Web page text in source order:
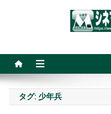
タグ: 少年兵